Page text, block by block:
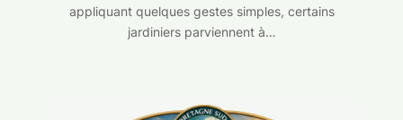
appliquant quelques gestes simples, certains
jardiniers parviennent à…